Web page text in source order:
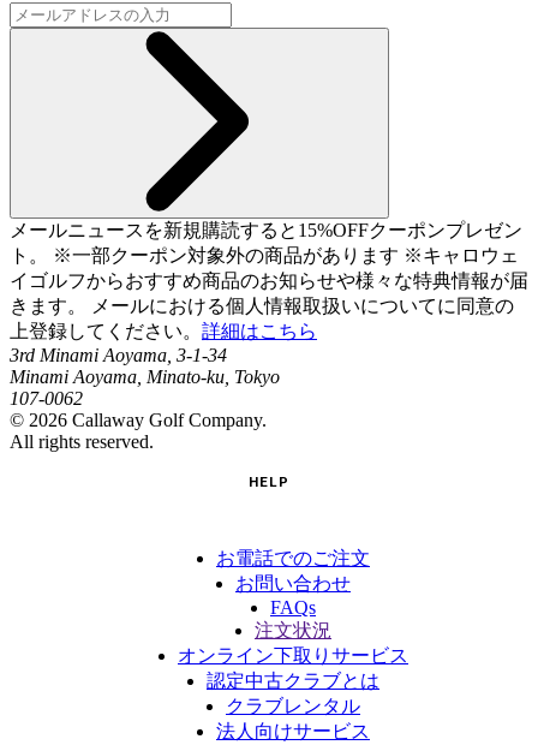
メールニュースを新規購読すると15%OFFクーポンプレゼン
ト。 ※一部クーポン対象外の商品があります ※キャロウェ
イゴルフからおすすめ商品のお知らせや様々な特典情報が届
きます。 メールにおける個人情報取扱いについてに同意の
上登録してください。 詳細はこちら
3rd Minami Aoyama, 3-1-34
Minami Aoyama, Minato-ku, Tokyo
107-0062
© 2026 Callaway Golf Company.
All rights reserved.
HELP
お電話でのご注文
お問い合わせ
FAQs
注文状況
オンライン下取りサービス
認定中古クラブとは
クラブレンタル
法人向けサービス